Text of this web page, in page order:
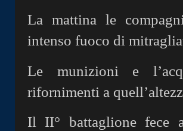
La mattina le
intenso fuoco di
Le munizioni e
rifornimenti a
Il II° battaglione fece